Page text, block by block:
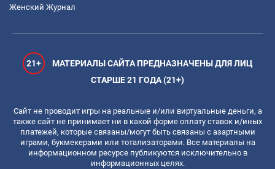
Женский Журнал
21+
МАТЕРИАЛЫ САЙТА ПРЕДНАЗНАЧЕНЫ ДЛЯ ЛИЦ
СТАРШЕ 21 ГОДА (21+)
Сайт не проводит игры на реальные и/или виртуальные деньги, а
также сайт не принимает ни в какой форме оплату ставок и/иных
платежей, которые связаны/могут быть связаны с азартными
играми, букмекерами или тотализаторами. Все материалы на
информационном ресурсе публикуются исключительно в
информационных целях.